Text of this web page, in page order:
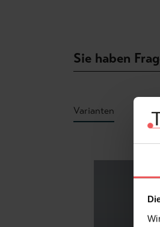
Sie haben
Varianten
Produktgalerie